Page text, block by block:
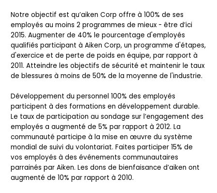
Notre objectif est qu’aiken Corp offre à 100% de ses
employés au moins 2 programmes de mieux - être d’ici
2015. Augmenter de 40% le pourcentage d'employés
qualifiés participant à Aiken Corp, un programme d'étapes,
d'exercice et de perte de poids en équipe, par rapport à
2011. Atteindre les objectifs de sécurité et maintenir le taux
de blessures à moins de 50% de la moyenne de l'industrie.
Développement du personnel 100% des employés
participent à des formations en développement durable.
Le taux de participation au sondage sur l’engagement des
employés a augmenté de 5% par rapport à 2012. La
communauté participe à la mise en œuvre du système
mondial de suivi du volontariat. Faites participer 15% de
vos employés à des événements communautaires
parrainés par Aiken. Les dons de bienfaisance d’aiken ont
augmenté de 10% par rapport à 2010.